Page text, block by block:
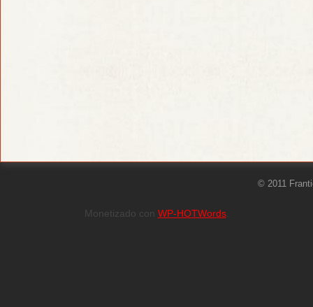
© 2011
Monetizado con WP-HOTWords.